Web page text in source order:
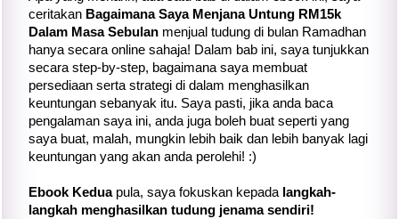
ceritakan Bagaimana Saya Menjana Untung RM15k
Dalam Masa Sebulan menjual tudung di bulan Ramadhan
hanya secara online sahaja! Dalam bab ini, saya tunjukkan
secara step-by-step, bagaimana saya membuat
persediaan serta strategi di dalam menghasilkan
keuntungan sebanyak itu. Saya pasti, jika anda baca
pengalaman saya ini, anda juga boleh buat seperti yang
saya buat, malah, mungkin lebih baik dan lebih banyak lagi
keuntungan yang akan anda perolehi! :)
Ebook Keduapula, saya fokuskan kepada langkah-
langkah menghasilkan tudung jenama sendiri!